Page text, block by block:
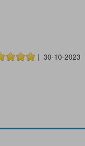
| 30-10-2023